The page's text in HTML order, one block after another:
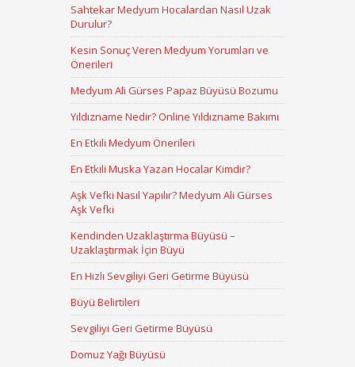
Sahtekar Medyum Hocalardan Nasıl Uzak
Durulur?
Kesin Sonuç Veren Medyum Yorumları ve
Önerileri
Medyum Ali Gürses Papaz Büyüsü Bozumu
Yıldızname Nedir? Online Yıldızname Bakımı
En Etkili Medyum Önerileri
En Etkili Muska Yazan Hocalar Kimdir?
Aşk Vefki Nasıl Yapılır? Medyum Ali Gürses
Aşk Vefki
Kendinden Uzaklaştırma Büyüsü –
Uzaklaştırmak İçin Büyü
En Hızlı Sevgiliyi Geri Getirme Büyüsü
Büyü Belirtileri
Sevgiliyi Geri Getirme Büyüsü
Domuz Yağı Büyüsü